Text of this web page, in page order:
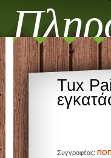
&
4ο
Tux
Συγγραφέας: